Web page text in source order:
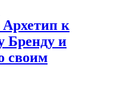
к
Бренду и
своим